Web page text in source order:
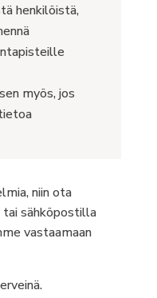
henkilöistä,
myös, jos
niin ota
sähköpostilla
vastaamaan